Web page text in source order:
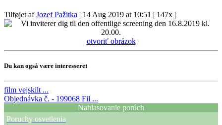
Tilføjet afJozef Pažitka | 14 Aug 2019 at 10:51 | 147x |
otvoriť obrázok
Du kan også være interesseret
film vejskilt ...
Objednávka č. - 199068 Fil ...
Nahlasovanie porúch
Poruchy osvetlenia